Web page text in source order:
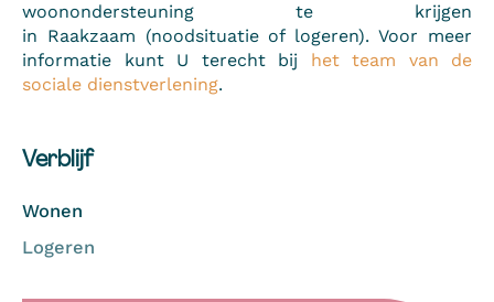
Verblijf
Wonen
Logeren
woonondersteuning te krijgen
in Raakzaam (noodsituatie of logeren). Voor meer
informatie kunt U terecht bij het team van de
sociale dienstverlening.